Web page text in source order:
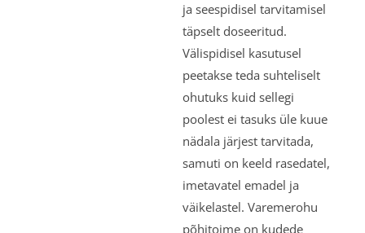
ja seespidisel tarvitamisel
täpselt doseeritud.
Välispidisel kasutusel
peetakse teda suhteliselt
ohutuks kuid sellegi
poolest ei tasuks üle kuue
nädala järjest tarvitada,
samuti on keeld rasedatel,
imetavatel emadel ja
väikelastel. Varemerohu
põhitoime on kudede